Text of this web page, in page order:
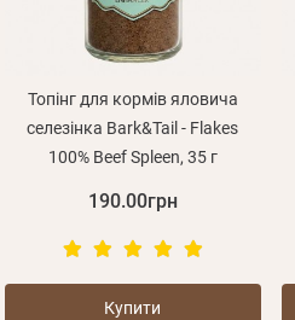
Топінг для кормів яловича
селезінка Bark&Tail - Flakes
100% Beef Spleen, 35 г
190.00грн
Купити